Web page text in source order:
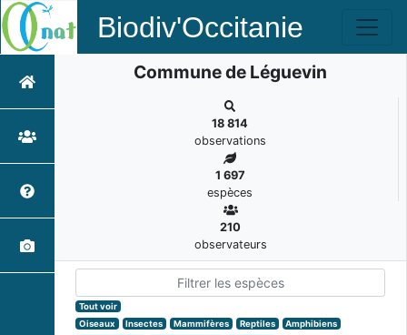
Biodiv'Occitanie
Commune de Léguevin
18 814
observations
1 697
espèces
210
observateurs
Tout voir
Oiseaux
Insectes Mammifères Reptiles
Amphibiens